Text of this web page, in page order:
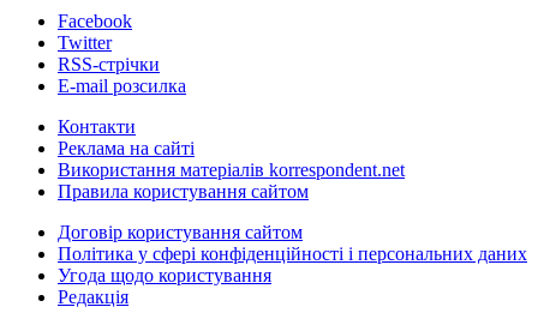
Facebook
Twitter
RSS-стрічки
E-mail розсилка
Контакти
Реклама на сайті
Використання матеріалів korrespondent.net
Правила користування сайтом
Договір користування сайтом
Політика у сфері конфіденційності і персональних даних
Угода щодо користування
Редакція